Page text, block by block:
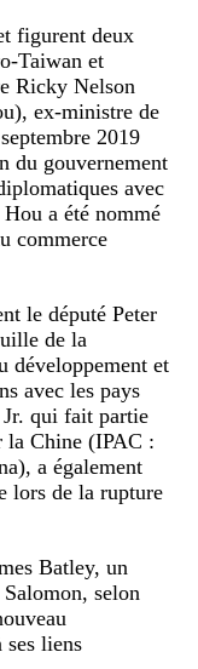
figurent deux
Taiwan et
Ricky Nelson
ex-ministre de
2019
du gouvernement
avec
a été nommé
commerce
le député Peter
de la
développement et
avec les pays
Jr. qui fait partie
la Chine (IPAC :
a également
lors de la rupture
Batley, un
selon
ses liens